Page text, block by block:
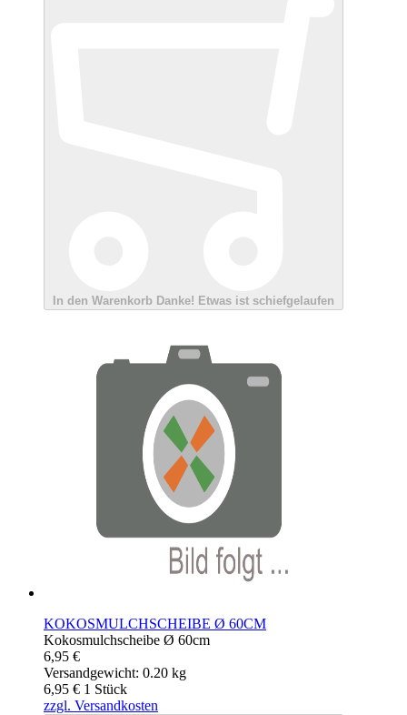
In den Warenkorb Danke! Etwas ist schiefgelaufen
KOKOSMULCHSCHEIBE Ø 60CM
Kokosmulchscheibe Ø 60cm
6,95 €
Versandgewicht: 0.20 kg
6,95 € 1 Stück
zzgl. Versandkosten